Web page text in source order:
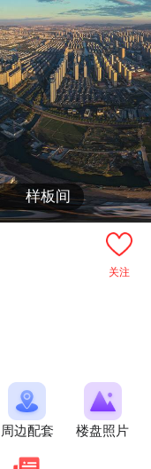
样板间
关注
周边配套 楼盘照片